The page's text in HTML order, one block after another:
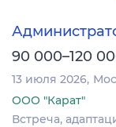
90 000–120
13 июля 2026
ООО "Карат"
Встреча,